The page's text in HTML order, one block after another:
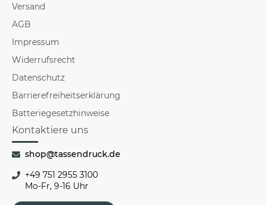
Versand
AGB
Impressum
Widerrufsrecht
Datenschutz
Barrierefreiheitserklärung
Batteriegesetzhinweise
Kontaktiere uns
shop@tassendruck.de
+49 751 2955 3100
Mo-Fr, 9-16 Uhr